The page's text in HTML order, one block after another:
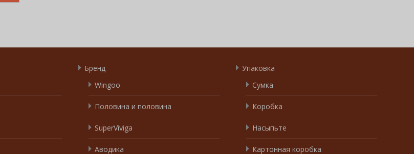
Бренд
Wingoo
Половина и половина
SuperViviga
Аводика
Упаковка
Сумка
Коробка
Насыпьте
Картонная коробка